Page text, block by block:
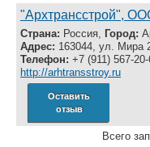
Репутация
Работа
Крюинг
Журнал
Реклама
Конференции
"Архтрансстрой",
Страна: Россия, Город:
Адрес: 163044, ул. Мира
Телефон: +7 (911) 567-
http://arhtransstroy.ru
Оставить
отзыв
Всего